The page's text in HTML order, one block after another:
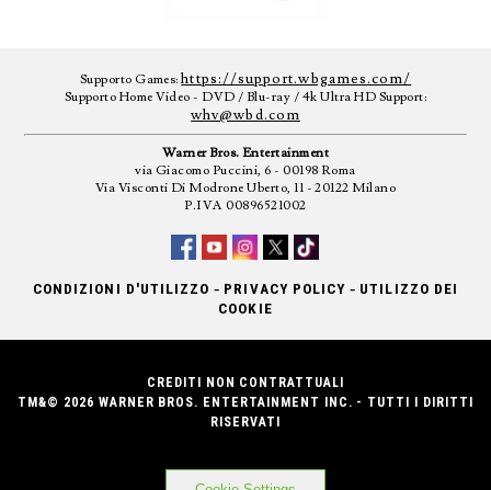
Supporto Games:https://support.wbgames.com/
Supporto Home Video - DVD / Blu-ray / 4k Ultra HD Support:
whv@wbd.com
Warner Bros. Entertainment
via Giacomo Puccini, 6 - 00198 Roma
Via Visconti Di Modrone Uberto, 11 - 20122 Milano
P.IVA 00896521002
CONDIZIONI D'UTILIZZO - PRIVACY POLICY - UTILIZZO DEI
COOKIE
CREDITI NON CONTRATTUALI
TM&© 2026 WARNER BROS. ENTERTAINMENT INC. - TUTTI I DIRITTI
RISERVATI